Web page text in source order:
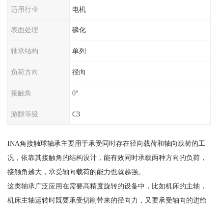
适用行业 电机
表面处理 磷化
轴承结构 单列
负荷方向 径向
接触角 0°
游隙等级 C3
INA角接触球轴承主要用于承受同时存在径向载荷和轴向载荷的工
况，依靠其接触角的结构设计，能有效同时承载两种方向的负荷，
接触角越大，承受轴向载荷的能力也就越强。
这类轴承广泛应用在需要高精度旋转的设备中，比如机床的主轴，
机床主轴运转时既要承受切削带来的径向力，又要承受轴向的进给